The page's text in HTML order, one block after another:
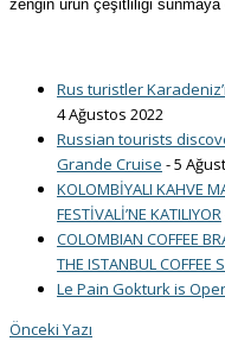
zengin ürün çeşitliliği sunmaya
Rus turistler
4 Ağustos 2022
Russian tourists
Grande Cruise - 5
KOLOMBİYALI KAHVE
FESTİVALİ’NE KATILIYOR
COLOMBIAN COFFEE
THE ISTANBUL COFFEE
Le Pain Gokturk is
Önceki Yazı